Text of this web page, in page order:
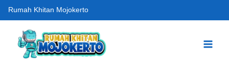
Skip
content
Rumah Khitan Mojokerto